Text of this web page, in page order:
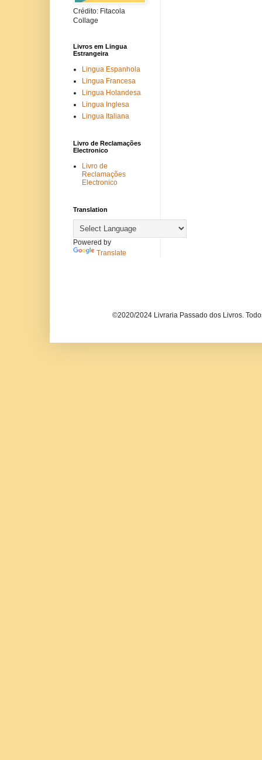
Crédito: Fitacola
Collage
Livros em Lingua
Estrangeira
Lingua Espanhola
Lingua Francesa
Lingua Holandesa
Lingua Inglesa
Lingua Italiana
Livro de Reclamações
Electronico
Livro de
Reclamações
Electronico
Translation
Powered by
Translate
©2020/2024 Livraria Passado dos Livros.